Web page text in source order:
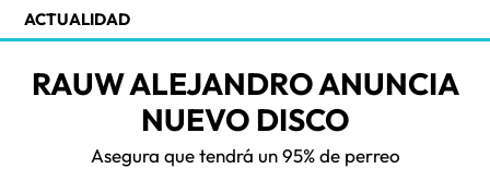
ACTUALIDAD
RAUW ALEJANDRO ANUNCIA
NUEVO DISCO
Asegura que tendrá un 95% de perreo